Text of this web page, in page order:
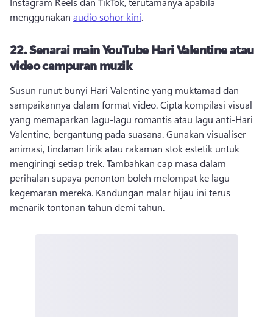
menggunakan audio sohor kini.
22.Senarai main YouTube Hari Valentine atau
video campuran muzik
Susun runut bunyi Hari Valentine yang muktamad dan
sampaikannya dalam format video. Cipta kompilasi visual
yang memaparkan lagu-lagu romantis atau lagu anti-Hari
Valentine, bergantung pada suasana. Gunakan visualiser
animasi, tindanan lirik atau rakaman stok estetik untuk
mengiringi setiap trek. Tambahkan cap masa dalam
perihalan supaya penonton boleh melompat ke lagu
kegemaran mereka. Kandungan malar hijau ini terus
menarik tontonan tahun demi tahun.